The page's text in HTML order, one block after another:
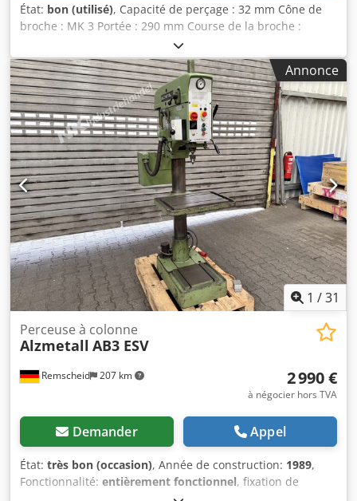
État: bon (utilisé), Capacité de perçage : 32 mm Cône de
broche : MK 3 Portée : 290 mm Course de la broche :
160 mm Dimensions de la table : 510 x 300 mm Diamètre
de la colonne : 115 mm Avance par roue à rayons Dedpozp
Nfxefx Aldowa Vitesse de la broche : 55 – 1 450 tr/min,
réglable en continu Puissance du moteur : 0,9 et 1,3 kW,
avec inversion de polarité Alimentation électrique : 380 V,
50 Hz Vitesse de la broche réglable par 2 étages de vitesse,
2 vitesses de moteur et en continu grâce à un variateur
Réglage de la hauteur de la table à l’aide d’une manivelle
Légère détérioration au niveau du couvercle (voir photos)
Encombrement (L x l x H) : 1 200 x 650 x 1 900 mm Poids :
400 kg
Annonce
1 /31
Remscheid 207 km
Perceuse à colonne
Alzmetall AB3 ESV
2 990 €
à négocier hors TVA
Demander Appel
État: très bon (occasion), Année de construction: 1989,
Fonctionnalité: entièrement fonctionnel, fixation de